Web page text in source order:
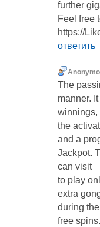
further
Feel free
https://
ответить
The
manner.
winnings,
the
and a
Jackpot.
can visit
to play
extra
during
free spins.